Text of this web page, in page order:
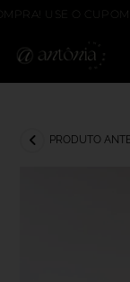
USE O
PRODUTO